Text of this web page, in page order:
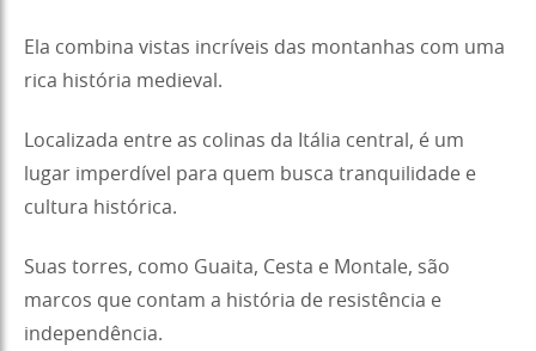
Ela combina vistas incríveis das montanhas com uma
rica história medieval.
Localizada entre as colinas da Itália central, é um
lugar imperdível para quem busca tranquilidade e
cultura histórica.
Suas torres, como Guaita, Cesta e Montale, são
marcos que contam a história de resistência e
independência.